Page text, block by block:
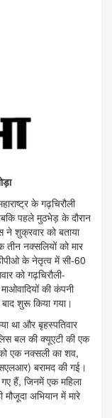
के गढ़चिरौली
पहले मुठभेड़ के दौरान
शुक्रवार को बताया
नक्सलियों को मार
के नेतृत्व में सी-60
को गढ़चिरौली-
की कंपनी
शुरू किया गया।
था और बृहस्पतिवार
बल की क्यूएटी की एक
एक नक्सली का शव,
बरामद की गई।
हैं, जिनमें एक महिला
अभियान में मारे